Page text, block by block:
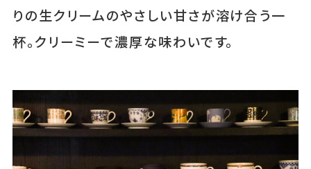
りの生クリームのやさしい甘さが溶け合う一
杯。クリーミーで濃厚な味わいです。